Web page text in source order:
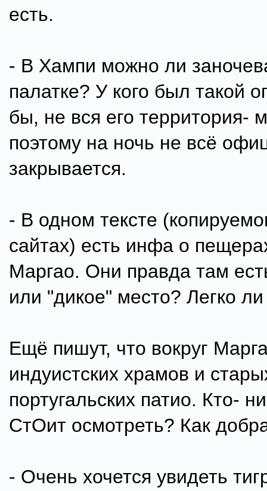
есть.
- В Хампи можно ли
палатке? У кого был такой
бы, не вся его территория-
поэтому на ночь не всё
закрывается.
- В одном тексте
сайтах) есть инфа о
Маргао. Они правда там
или "дикое" место? Легко
Ещё пишут, что вокруг
индуистских храмов и
португальских патио. Кто-
СтОит осмотреть? Как
- Очень хочется увидеть